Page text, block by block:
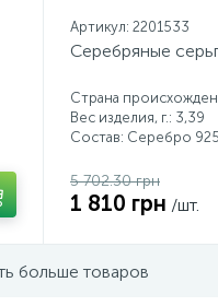
Артикул: 2201533
Серебряные
Страна
Вес изделия, г.: 3,39
Состав: Серебро 925
5 702.30 грн
1 810 грн /шт.
больше товаров